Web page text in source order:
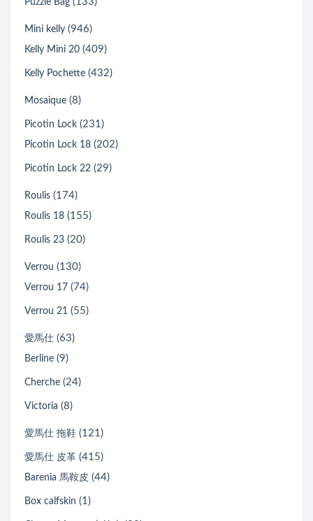
Puzzle Bag
Mini kelly (946)
Kelly Mini 20 (409)
Kelly Pochette (432)
Mosaique (8)
Picotin Lock (231)
Picotin Lock 18 (202)
Picotin Lock 22 (29)
Roulis (174)
Roulis 18 (155)
Roulis 23 (20)
Verrou (130)
Verrou 17 (74)
Verrou 21 (55)
愛馬仕 (63)
Berline (9)
Cherche (24)
Victoria (8)
愛馬仕 拖鞋 (121)
愛馬仕 皮革 (415)
Barenia 馬鞍皮 (44)
Box calfskin (1)